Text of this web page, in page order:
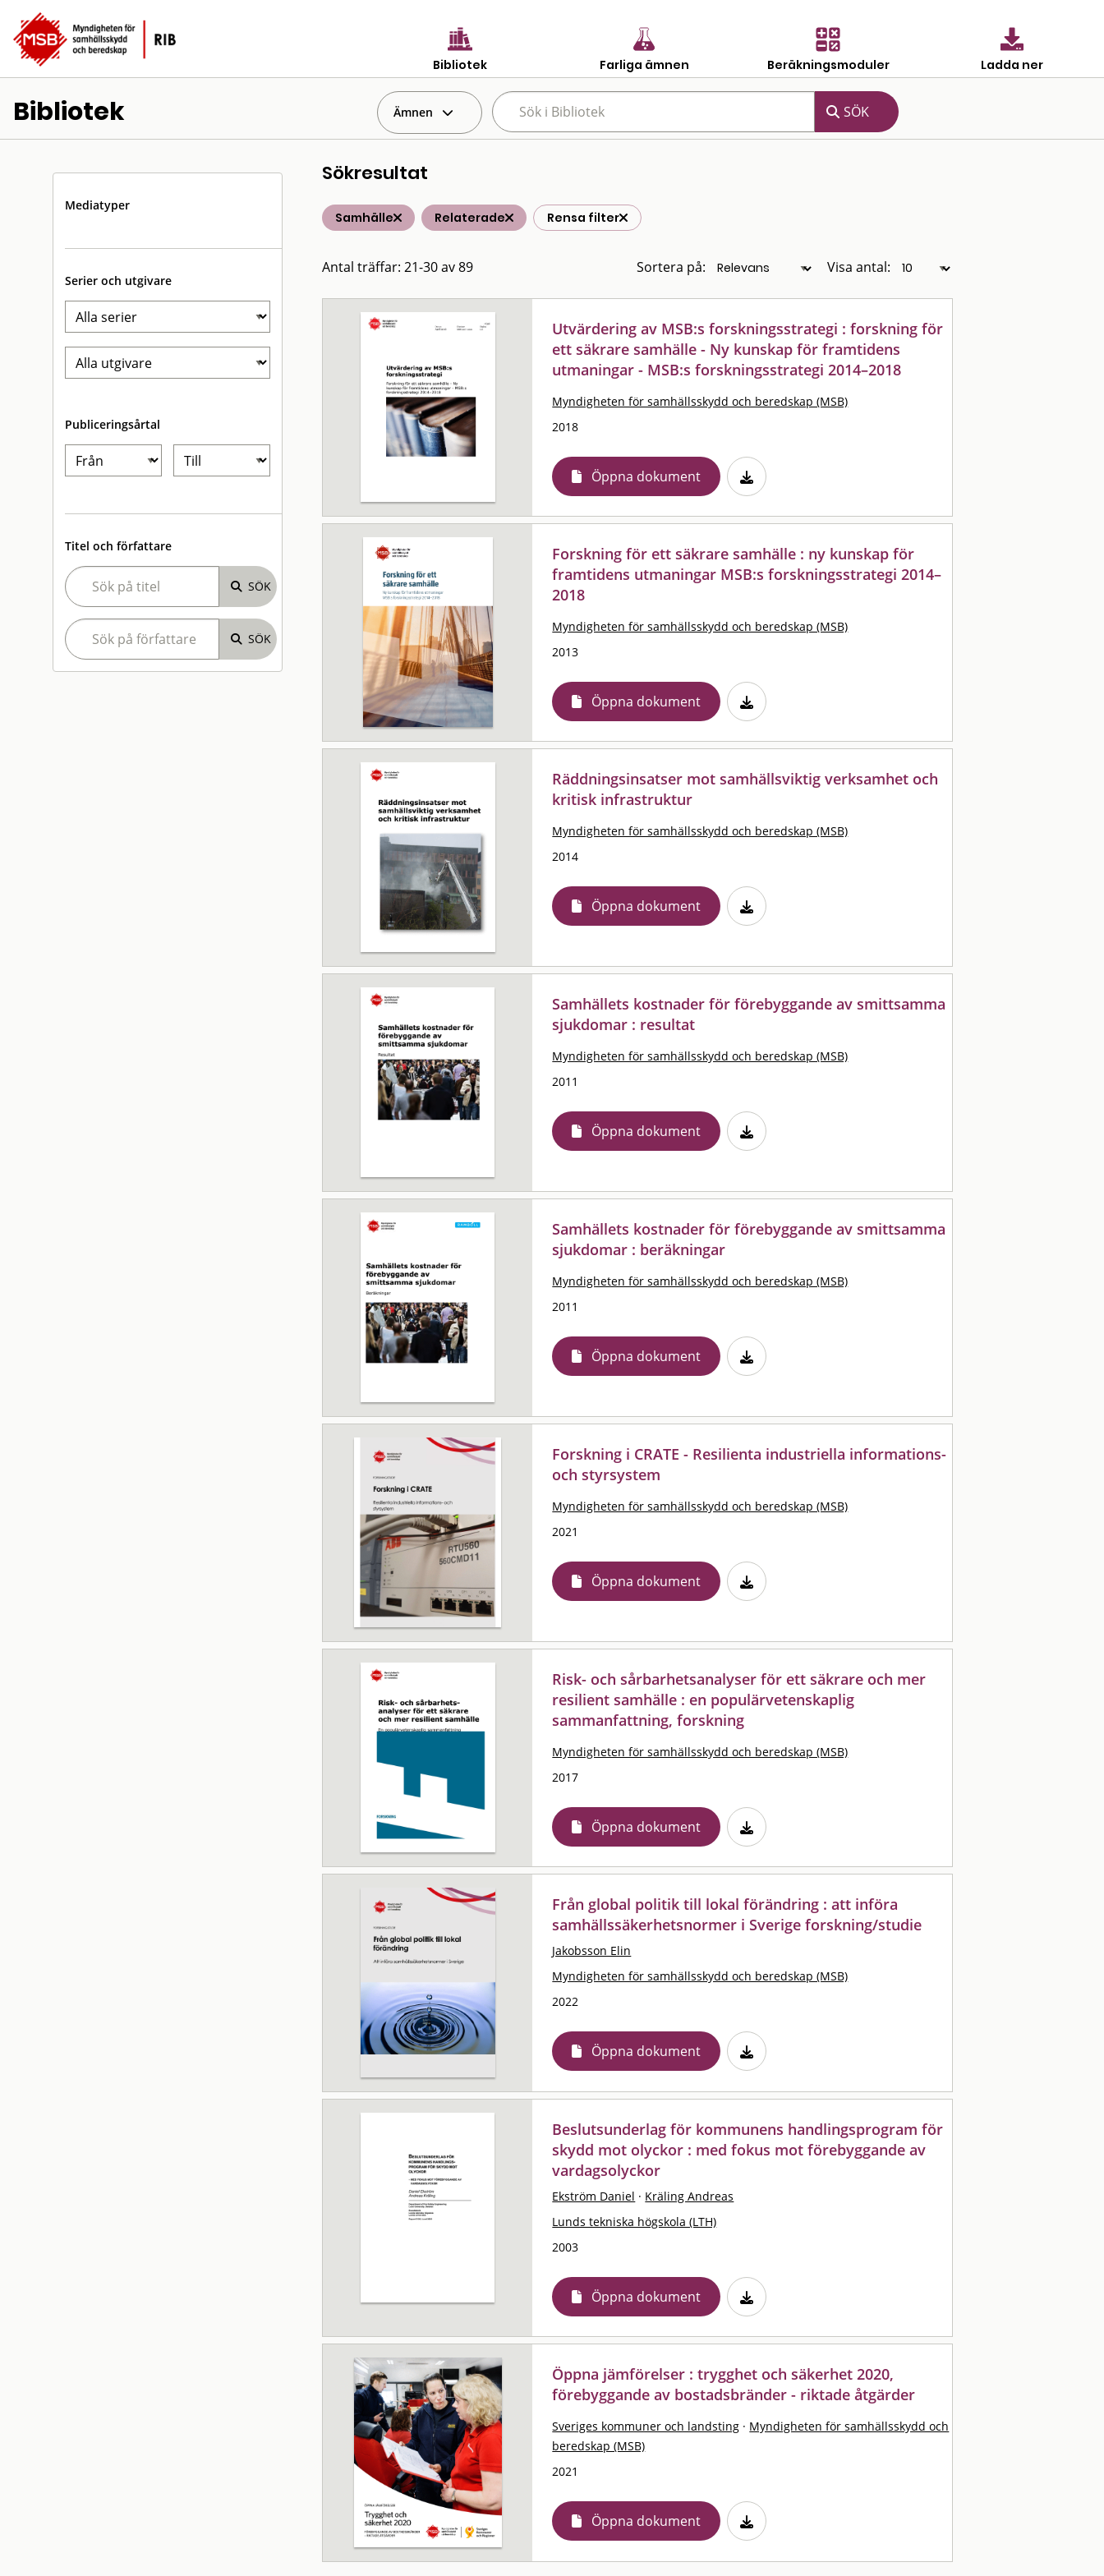
Bibliotek Farliga ämnen Beräkningsmoduler Ladda ner
Bibliotek Ämnen
Mediatyper
Serier och utgivare
Publiceringsårtal
Titel och författare
Sökresultat
Samhälle Relaterade Rensa filter
Antal träffar: 21-30 av 89 Sortera på: Visa antal:
Utvärdering av MSB:s forskningsstrategi : forskning för
ett säkrare samhälle - Ny kunskap för framtidens
utmaningar - MSB:s forskningsstrategi 2014–2018
Myndigheten för samhällsskydd och beredskap (MSB)
2018
Öppna dokument
Forskning för ett säkrare samhälle : ny kunskap för
framtidens utmaningar MSB:s forskningsstrategi 2014–
2018
Myndigheten för samhällsskydd och beredskap (MSB)
2013
Öppna dokument
Räddningsinsatser mot samhällsviktig verksamhet och
kritisk infrastruktur
Myndigheten för samhällsskydd och beredskap (MSB)
2014
Öppna dokument
Samhällets kostnader för förebyggande av smittsamma
sjukdomar : resultat
Myndigheten för samhällsskydd och beredskap (MSB)
2011
Öppna dokument
Samhällets kostnader för förebyggande av smittsamma
sjukdomar : beräkningar
Myndigheten för samhällsskydd och beredskap (MSB)
2011
Öppna dokument
Forskning i CRATE - Resilienta industriella informations-
och styrsystem
Myndigheten för samhällsskydd och beredskap (MSB)
2021
Öppna dokument
Risk- och sårbarhetsanalyser för ett säkrare och mer
resilient samhälle : en populärvetenskaplig
sammanfattning, forskning
Myndigheten för samhällsskydd och beredskap (MSB)
2017
Öppna dokument
Från global politik till lokal förändring : att införa
samhällssäkerhetsnormer i Sverige forskning/studie
Jakobsson Elin
Myndigheten för samhällsskydd och beredskap (MSB)
2022
Öppna dokument
Beslutsunderlag för kommunens handlingsprogram för
skydd mot olyckor : med fokus mot förebyggande av
vardagsolyckor
Ekström Daniel · Kräling Andreas
Lunds tekniska högskola (LTH)
2003
Öppna dokument
Öppna jämförelser : trygghet och säkerhet 2020,
förebyggande av bostadsbränder - riktade åtgärder
Sveriges kommuner och landsting · Myndigheten för samhällsskydd och
beredskap (MSB)
2021
Öppna dokument